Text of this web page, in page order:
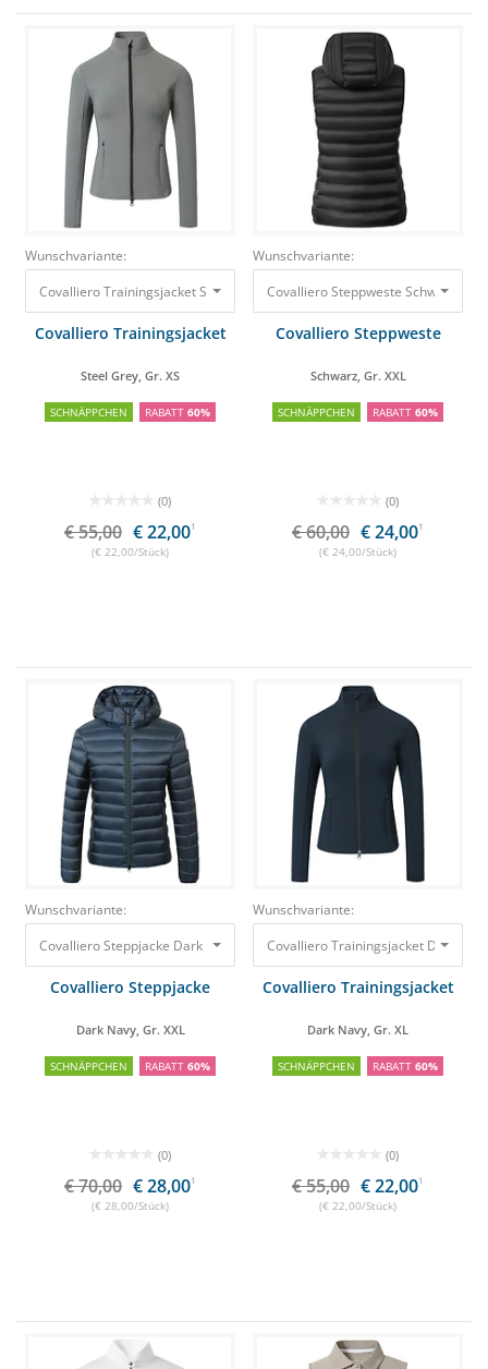
Wunschvariante:
Covalliero Trainingsjacket Steel Grey, Gr. XS55,00 €22,00 €
Covalliero Trainingsjacket
Steel Grey, Gr. XS
SCHNÄPPCHEN RABATT 60%
(0)
€ 55,00 € 22,001
(€ 22,00/Stück)
Wunschvariante:
Covalliero Steppweste
Schwarz, Gr. XXL
SCHNÄPPCHEN RABATT 60%
(0)
€ 60,00 € 24,001
(€ 24,00/Stück)
Wunschvariante:
Covalliero Steppjacke Dark Navy, Gr. XXL70,00 €28,00 €
Covalliero Steppjacke
Dark Navy, Gr. XXL
SCHNÄPPCHEN RABATT 60%
(0)
€ 70,00 € 28,001
(€ 28,00/Stück)
Wunschvariante:
Covalliero Trainingsjacket
Dark Navy, Gr. XL
SCHNÄPPCHEN RABATT 60%
(0)
€ 55,00 € 22,001
(€ 22,00/Stück)